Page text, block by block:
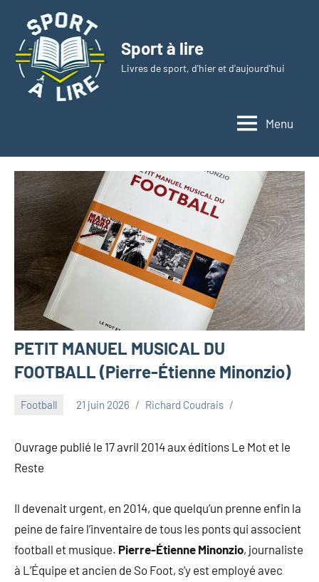
contenu
Sport à lire
Livres de sport, d'hier et d'aujourd'hui
Menu
PETIT MANUEL MUSICAL DU
FOOTBALL (Pierre-Étienne Minonzio)
Football 21 juin 2026 Richard Coudrais
Ouvrage publié le 17 avril 2014 aux éditions Le Mot et le
Reste
Il devenait urgent, en 2014, que quelqu’un prenne enfin la
peine de faire l’inventaire de tous les ponts qui associent
football et musique. Pierre-Étienne Minonzio, journaliste
à L’Équipe et ancien de So Foot, s’y est employé avec